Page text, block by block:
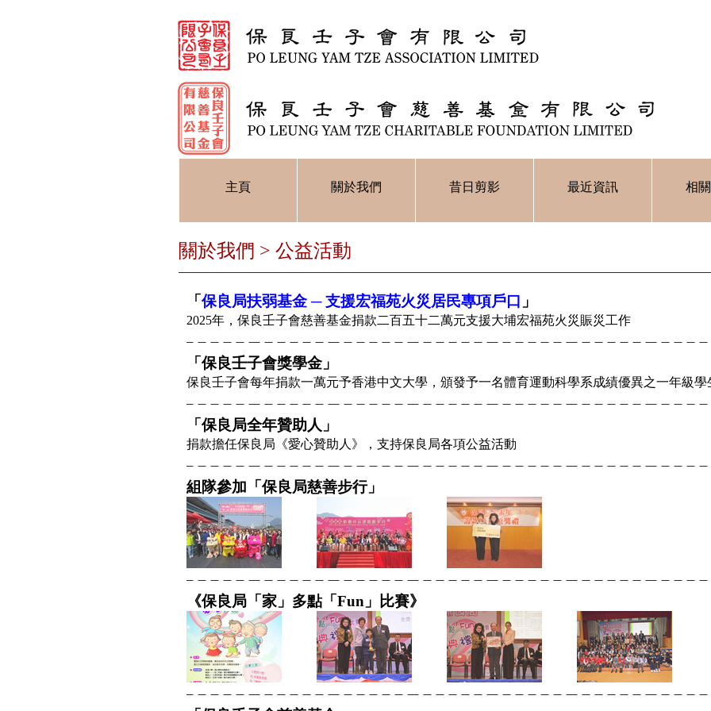
主頁 關於我們 昔日剪影 最近資訊 相
關於我們 > 公益活動
「 保良局扶弱基金 ─ 支援宏福苑火災居民專項戶口 」
2025年，保良壬子會慈善基金捐款二百五十二萬元支援大埔宏福苑火災賑災工作
「保良壬子會獎學金」
保良壬子會每年捐款一萬元予香港中文大學，頒發予一名體育運動科學系成績優異之一年級學
「保良局全年贊助人」
捐款擔任保良局《愛心贊助人》，支持保良局各項公益活動
組隊參加「保良局慈善步行」
《保良局「家」多點「Fun」比賽》